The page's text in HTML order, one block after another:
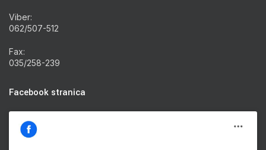
Viber:
062/507-512
Fax:
035/258-239
Facebook stranica